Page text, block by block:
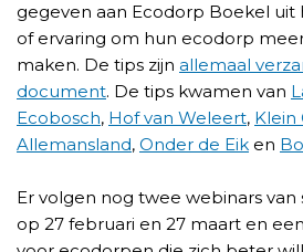
gegeven aan Ecodorp Boekel uit
of ervaring om hun ecodorp
maken. De tips zijn allemaal
document. De tips kwamen van
Ecobosch, Hof van Weleert, Klein
Allemansland, Onder de Eik en
Er volgen nog twee webinars
op 27 februari en 27 maart en